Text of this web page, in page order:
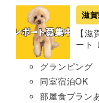
滋賀
【
ート
グランピング
同室宿泊OK
部屋食プラン